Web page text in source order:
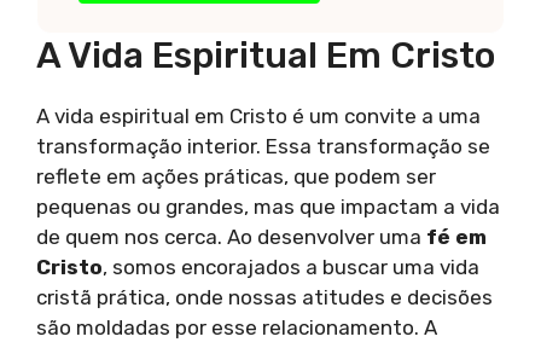
A Vida Espiritual Em Cristo
A vida espiritual em Cristo é um convite a uma
transformação interior. Essa transformação se
reflete em ações práticas, que podem ser
pequenas ou grandes, mas que impactam a vida
de quem nos cerca. Ao desenvolver uma fé em
Cristo, somos encorajados a buscar uma vida
cristã prática, onde nossas atitudes e decisões
são moldadas por esse relacionamento. A